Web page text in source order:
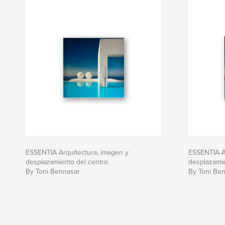
ESSENTIA Arquitectura, imagen y
desplazamiento del centro
By Toni Bennasar
ESSENTIA
By Toni